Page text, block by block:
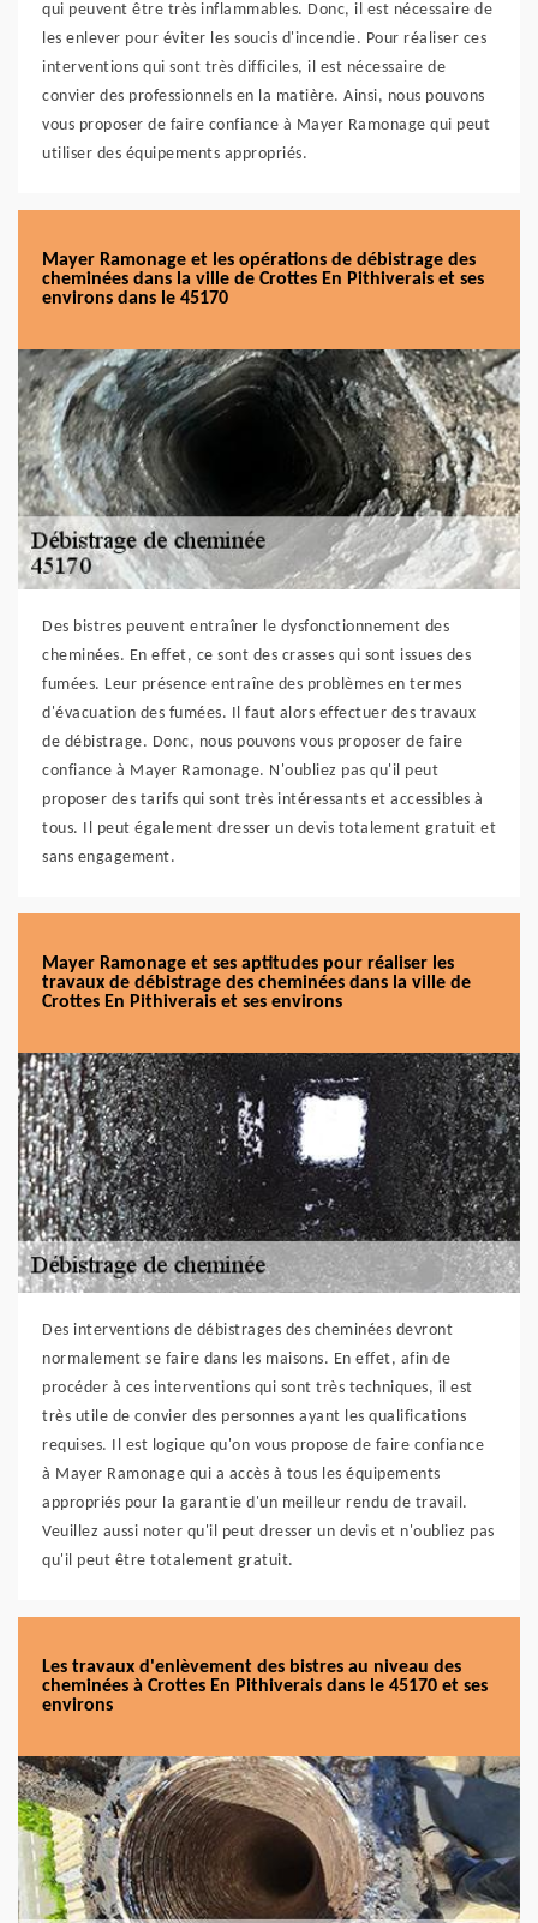
qui peuvent être très inflammables. Donc, il est nécessaire de
les enlever pour éviter les soucis d'incendie. Pour réaliser ces
interventions qui sont très difficiles, il est nécessaire de
convier des professionnels en la matière. Ainsi, nous pouvons
vous proposer de faire confiance à Mayer Ramonage qui peut
utiliser des équipements appropriés.
Mayer Ramonage et les opérations de débistrage des
cheminées dans la ville de Crottes En Pithiverais et ses
environs dans le 45170
Des bistres peuvent entraîner le dysfonctionnement des
cheminées. En effet, ce sont des crasses qui sont issues des
fumées. Leur présence entraîne des problèmes en termes
d'évacuation des fumées. Il faut alors effectuer des travaux
de débistrage. Donc, nous pouvons vous proposer de faire
confiance à Mayer Ramonage. N'oubliez pas qu'il peut
proposer des tarifs qui sont très intéressants et accessibles à
tous. Il peut également dresser un devis totalement gratuit et
sans engagement.
Mayer Ramonage et ses aptitudes pour réaliser les
travaux de débistrage des cheminées dans la ville de
Crottes En Pithiverais et ses environs
Des interventions de débistrages des cheminées devront
normalement se faire dans les maisons. En effet, afin de
procéder à ces interventions qui sont très techniques, il est
très utile de convier des personnes ayant les qualifications
requises. Il est logique qu'on vous propose de faire confiance
à Mayer Ramonage qui a accès à tous les équipements
appropriés pour la garantie d'un meilleur rendu de travail.
Veuillez aussi noter qu'il peut dresser un devis et n'oubliez pas
qu'il peut être totalement gratuit.
Les travaux d'enlèvement des bistres au niveau des
cheminées à Crottes En Pithiverais dans le 45170 et ses
environs